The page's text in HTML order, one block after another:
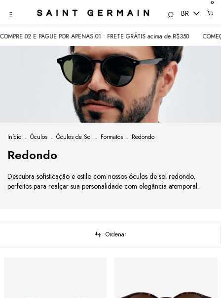
BR
0
E PAGUE POR APENAS 01 • FRETE GRÁTIS acima de R$350 COMEÇOU
Início . Óculos . Óculos de Sol . Formatos . Redondo
Redondo
Descubra sofisticação e estilo com nossos óculos de sol redondo,
perfeitos para realçar sua personalidade com elegância atemporal.
Ordenar